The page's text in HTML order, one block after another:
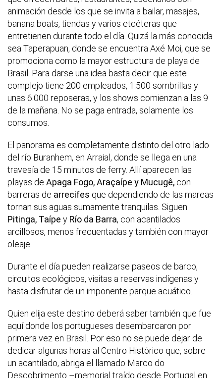
animación desde los que se invita a bailar, masajes,
banana boats, tiendas y varios etcéteras que
entretienen durante todo el día. Quizá la más conocida
sea Taperapuan, donde se encuentra Axé Moi, que se
promociona como la mayor estructura de playa de
Brasil. Para darse una idea basta decir que este
complejo tiene 200 empleados, 1.500 sombrillas y
unas 6.000 reposeras, y los shows comienzan a las 9
de la mañana. No se paga entrada, solamente los
consumos.
El panorama es completamente distinto del otro lado
del río Buranhem, en Arraial, donde se llega en una
travesía de 15 minutos de ferry. Allí aparecen las
playas de Apaga Fogo, Araçaípe y Mucugê, con
barreras de arrecifes que dependiendo de las mareas
tornan sus aguas sumamente tranquilas. Siguen
Pitinga, Taípe y Río da Barra, con acantilados
arcillosos, menos frecuentadas y también con mayor
oleaje.
Durante el día pueden realizarse paseos de barco,
circuitos ecológicos, visitas a reservas indígenas y
hasta disfrutar de un imponente parque acuático.
Quien elija este destino deberá saber también que fue
aquí donde los portugueses desembarcaron por
primera vez en Brasil. Por eso no se puede dejar de
dedicar algunas horas al Centro Histórico que, sobre
un acantilado, abriga el llamado Marco do
Descobrimento –memorial traído desde Portugal en